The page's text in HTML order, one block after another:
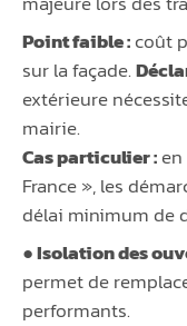
Point faible :coût
sur la façade.
extérieure
mairie.
Cas particulier :
France », les
délai minimum de
● Isolation des
permet de
performants.